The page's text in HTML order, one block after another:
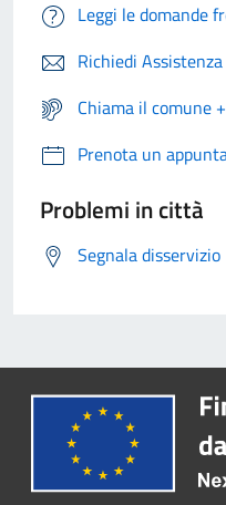
Leggi le domande
Richiedi Assistenza
Chiama il comune
Prenota un
Problemi in città
Segnala disservizio